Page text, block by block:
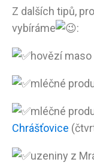
Z dalších tipů,
vybíráme
:
hovězí maso
mléčné
mléčné
Chrášťovice
uzeniny z